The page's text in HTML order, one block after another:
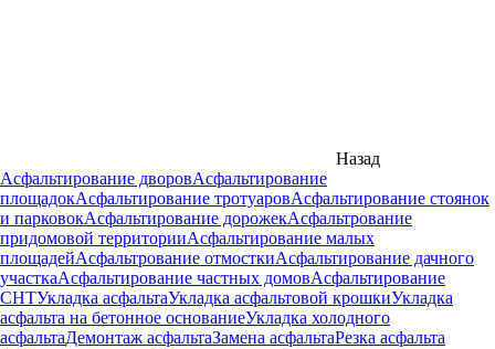
Назад
Асфальтирование дворовАсфальтирование
площадокАсфальтирование тротуаровАсфальтирование стоянок
и парковокАсфальтирование дорожекАсфальтрование
придомовой территорииАсфальтирование малых
площадейАсфальтрование отмосткиАсфальтирование дачного
участкаАсфальтирование частных домовАсфальтирование
СНТУкладка асфальтаУкладка асфальтовой крошкиУкладка
асфальта на бетонное основаниеУкладка холодного
асфальтаДемонтаж асфальтаЗамена асфальтаРезка асфальта